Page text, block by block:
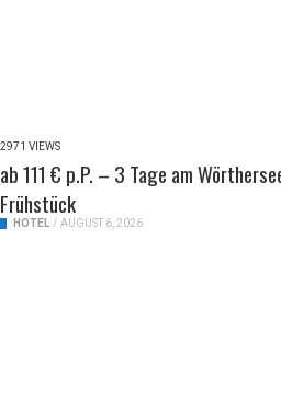
2971 VIEWS
ab 111 € p.P. – 3 Tage am
Frühstück
HOTEL / AUGUST 6, 2026